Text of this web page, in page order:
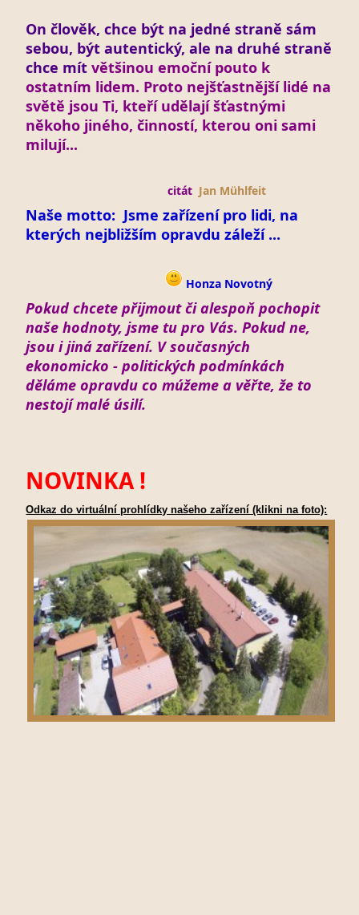
On člověk, chce být na jedné straně sám
sebou, být autentický, ale na druhé straně
chce mítvětšinou emoční pouto k
ostatním lidem. Proto nejšťastnější lidé na
světě jsou Ti, kteří udělají šťastnými
někoho jiného, činností, kterou oni sami
milují...
citát Jan Mühlfeit
Naše motto: Jsme zařízení pro lidi, na
kterých nejbližším opravdu záleží ...
Honza Novotný
Pokud chcete přijmout či alespoň pochopit
naše hodnoty, jsme tu pro Vás. Pokud ne,
jsou i jiná zařízení. V současných
ekonomicko - politických podmínkách
děláme opravdu co múžeme a věřte, že to
nestojí malé úsilí.
NOVINKA !
Odkaz do virtuální prohlídky našeho zařízení (klikni na foto):